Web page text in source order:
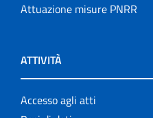
Attuazione misure PNRR
ATTIVITÀ
Accesso agli atti